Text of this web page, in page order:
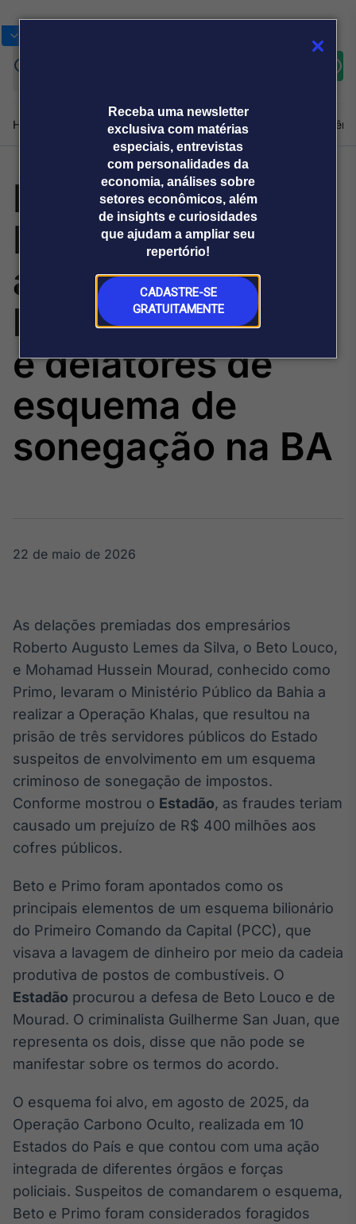
Receba uma newsletter
exclusiva com matérias
especiais, entrevistas
com personalidades da
economia, análises sobre
setores econômicos, além
de insights e curiosidades
que ajudam a ampliar seu
repertório!
CADASTRE-SE
GRATUITAMENTE
Home Produtos e soluçõesNotíciasBlogWeekend
Plataformas
Broadcast
Broadcast+
O mercado
financeiro em
tempo real
Broadcast
Agro
Tudo sobre o
agronegócio
O setor de
energia elétrica
no Brasil
Broadcast
White Label
Plataforma para
conteúdos
personalizados
Soluções de Dados
e Conteúdos
Plataforma para
negociação de
ativos
Broadcast
Datafeed
APIs para
integração de
conteúdos e
dados
Ticker
Cotações e
headlines de
notícias
Broadcast
Widgets
Sobre nós Releases Broadcast
Prêmio Broadcast
Analistas
Prêmio Broadcast
Empresas
Agências de
comunicação
Releases
Primo e Beto
Louco são
apontados por
ligação com PCC
e delatores de
esquema de
sonegação na BA
22 de maio de 2026
As delações premiadas dos empresários
Roberto Augusto Lemes da Silva, o Beto Louco,
e Mohamad Hussein Mourad, conhecido como
Primo, levaram o Ministério Público da Bahia a
realizar a Operação Khalas, que resultou na
prisão de três servidores públicos do Estado
suspeitos de envolvimento em um esquema
criminoso de sonegação de impostos.
Conforme mostrou o Estadão, as fraudes teriam
causado um prejuízo de R$ 400 milhões aos
cofres públicos.
Beto e Primo foram apontados como os
principais elementos de um esquema bilionário
do Primeiro Comando da Capital (PCC), que
visava a lavagem de dinheiro por meio da cadeia
produtiva de postos de combustíveis. O
Estadão procurou a defesa de Beto Louco e de
Mourad. O criminalista Guilherme San Juan, que
representa os dois, disse que não pode se
manifestar sobre os termos do acordo.
O esquema foi alvo, em agosto de 2025, da
Operação Carbono Oculto, realizada em 10
Estados do País e que contou com uma ação
integrada de diferentes órgãos e forças
policiais. Suspeitos de comandarem o esquema,
Beto e Primo foram considerados foragidos